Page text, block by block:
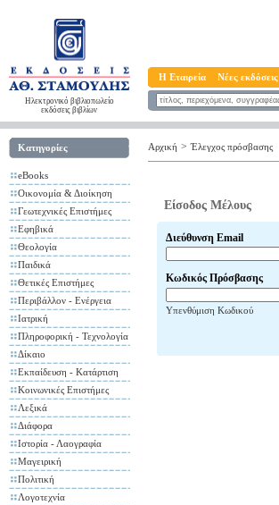
Ηλεκτρονικό βιβλιοπωλείο
εκδόσεις βιβλίων
Η Εταιρεία Νέες εκδόσεις
Κατηγορίες
eBooks
Οικονομία & Διοίκηση
Γεωτεχνικές Επιστήμες
Εφηβικά
Θεολογία
Παιδικά
Θετικές Επιστήμες
Περιβάλλον - Ενέργεια
Ιατρική
Πληροφορική - Τεχνολογία
Δίκαιο
Εκπαίδευση - Κατάρτιση
Κοινωνικές Επιστήμες
Λεξικά
Διάφορα
Ιστορία - Λαογραφία
Μαγειρική
Πολιτική
Λογοτεχνία
Αρχική > Έλεγχος πρόσβασης
Είσοδος Μέλους
Διεύθυνση Email
Κωδικός Πρόσβασης
Υπενθύμιση Κωδικού